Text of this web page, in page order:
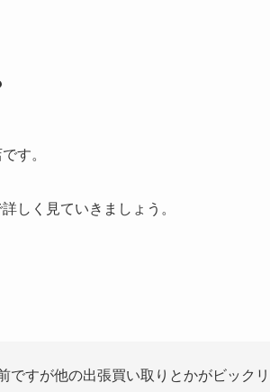
す。
しく見ていきましょう。
ですが他の出張買い取りとかがビックリ